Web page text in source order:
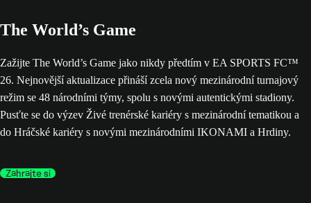
The World’s Game
Zažijte The World’s Game jako nikdy předtím v EA SPORTS FC™
26. Nejnovější aktualizace přináší zcela nový mezinárodní turnajový
režim se 48 národními týmy, spolu s novými autentickými stadiony.
Pusťte se do výzev Živé trenérské kariéry s mezinárodní tematikou a
do Hráčské kariéry s novými mezinárodními IKONAMI a Hrdiny.
Zahrajte si